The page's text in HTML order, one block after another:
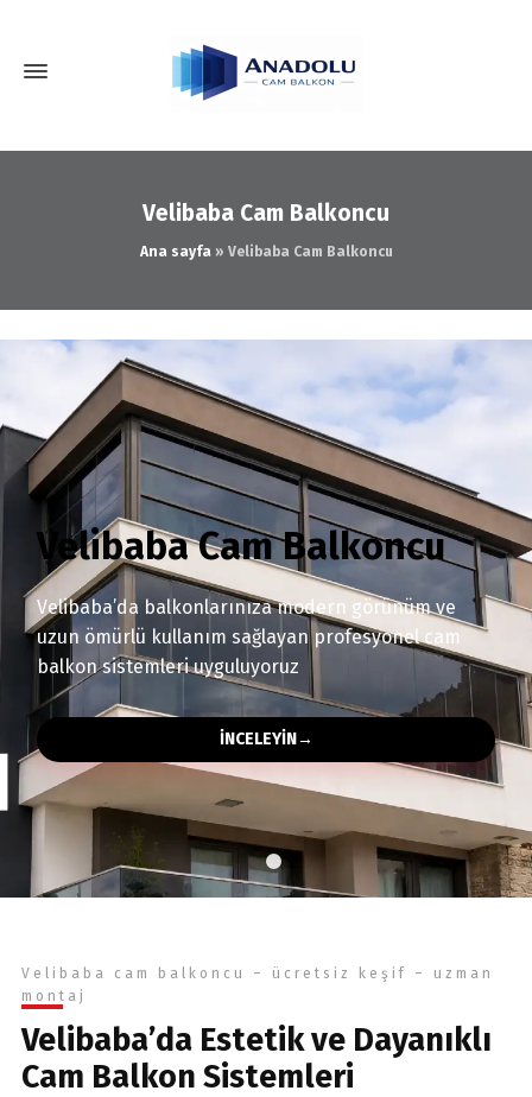
Velibaba Cam Balkoncu
Ana sayfa» Velibaba Cam Balkoncu
Velibaba Cam Balkoncu
Velibaba’da balkonlarınıza modern görünüm ve
uzun ömürlü kullanım sağlayan profesyonel cam
balkon sistemleri uyguluyoruz
İNCELEYİN→
Velibaba cam balkoncu – ücretsiz keşif – uzman
montaj
Velibaba’da Estetik ve Dayanıklı
Cam Balkon Sistemleri